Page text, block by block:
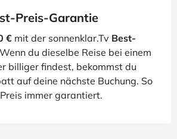
Preis-Garantie
€ mit der sonnenklar.Tv Best-
Wenn du dieselbe Reise bei einem
billiger findest, bekommst du
auf deine nächste Buchung. So
immer garantiert.